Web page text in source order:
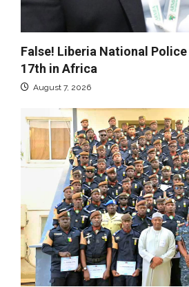
False! Liberia National
17th in Africa
August 7, 2026